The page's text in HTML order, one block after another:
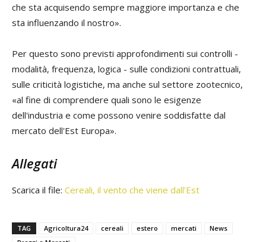
che sta acquisendo sempre maggiore importanza e che
sta influenzando il nostro».
Per questo sono previsti approfondimenti sui controlli -
modalità, frequenza, logica - sulle condizioni contrattuali,
sulle criticità logistiche, ma anche sul settore zootecnico,
«al fine di comprendere quali sono le esigenze
dell'industria e come possono venire soddisfatte dal
mercato dell'Est Europa».
Allegati
Scarica il file: Cereali, il vento che viene dall’Est
TAG Agricoltura24 cereali estero mercati
News